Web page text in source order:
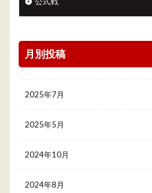
月別投稿
2025年7月
2025年5月
2024年10月
2024年8月